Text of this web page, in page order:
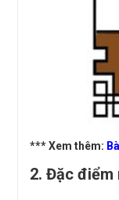
*** Xem thêm:
2. Đặc điểm